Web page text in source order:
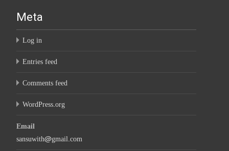
Meta
Log in
Entries feed
Comments feed
WordPress.org
Email
sansuwith@gmail.com